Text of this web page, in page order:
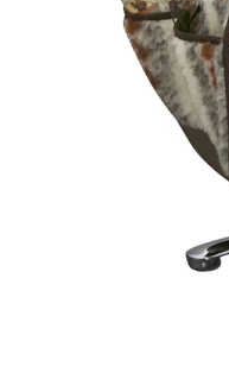
Der Schoner ist in
bedeutet, dass die
angenäht sind und
Zusätzlich sind die
Seitentaschen für zum
Fernbedienung
Das extra lange
an Ort und Stelle.
schmutzabweisender,
Schurwolle, die das